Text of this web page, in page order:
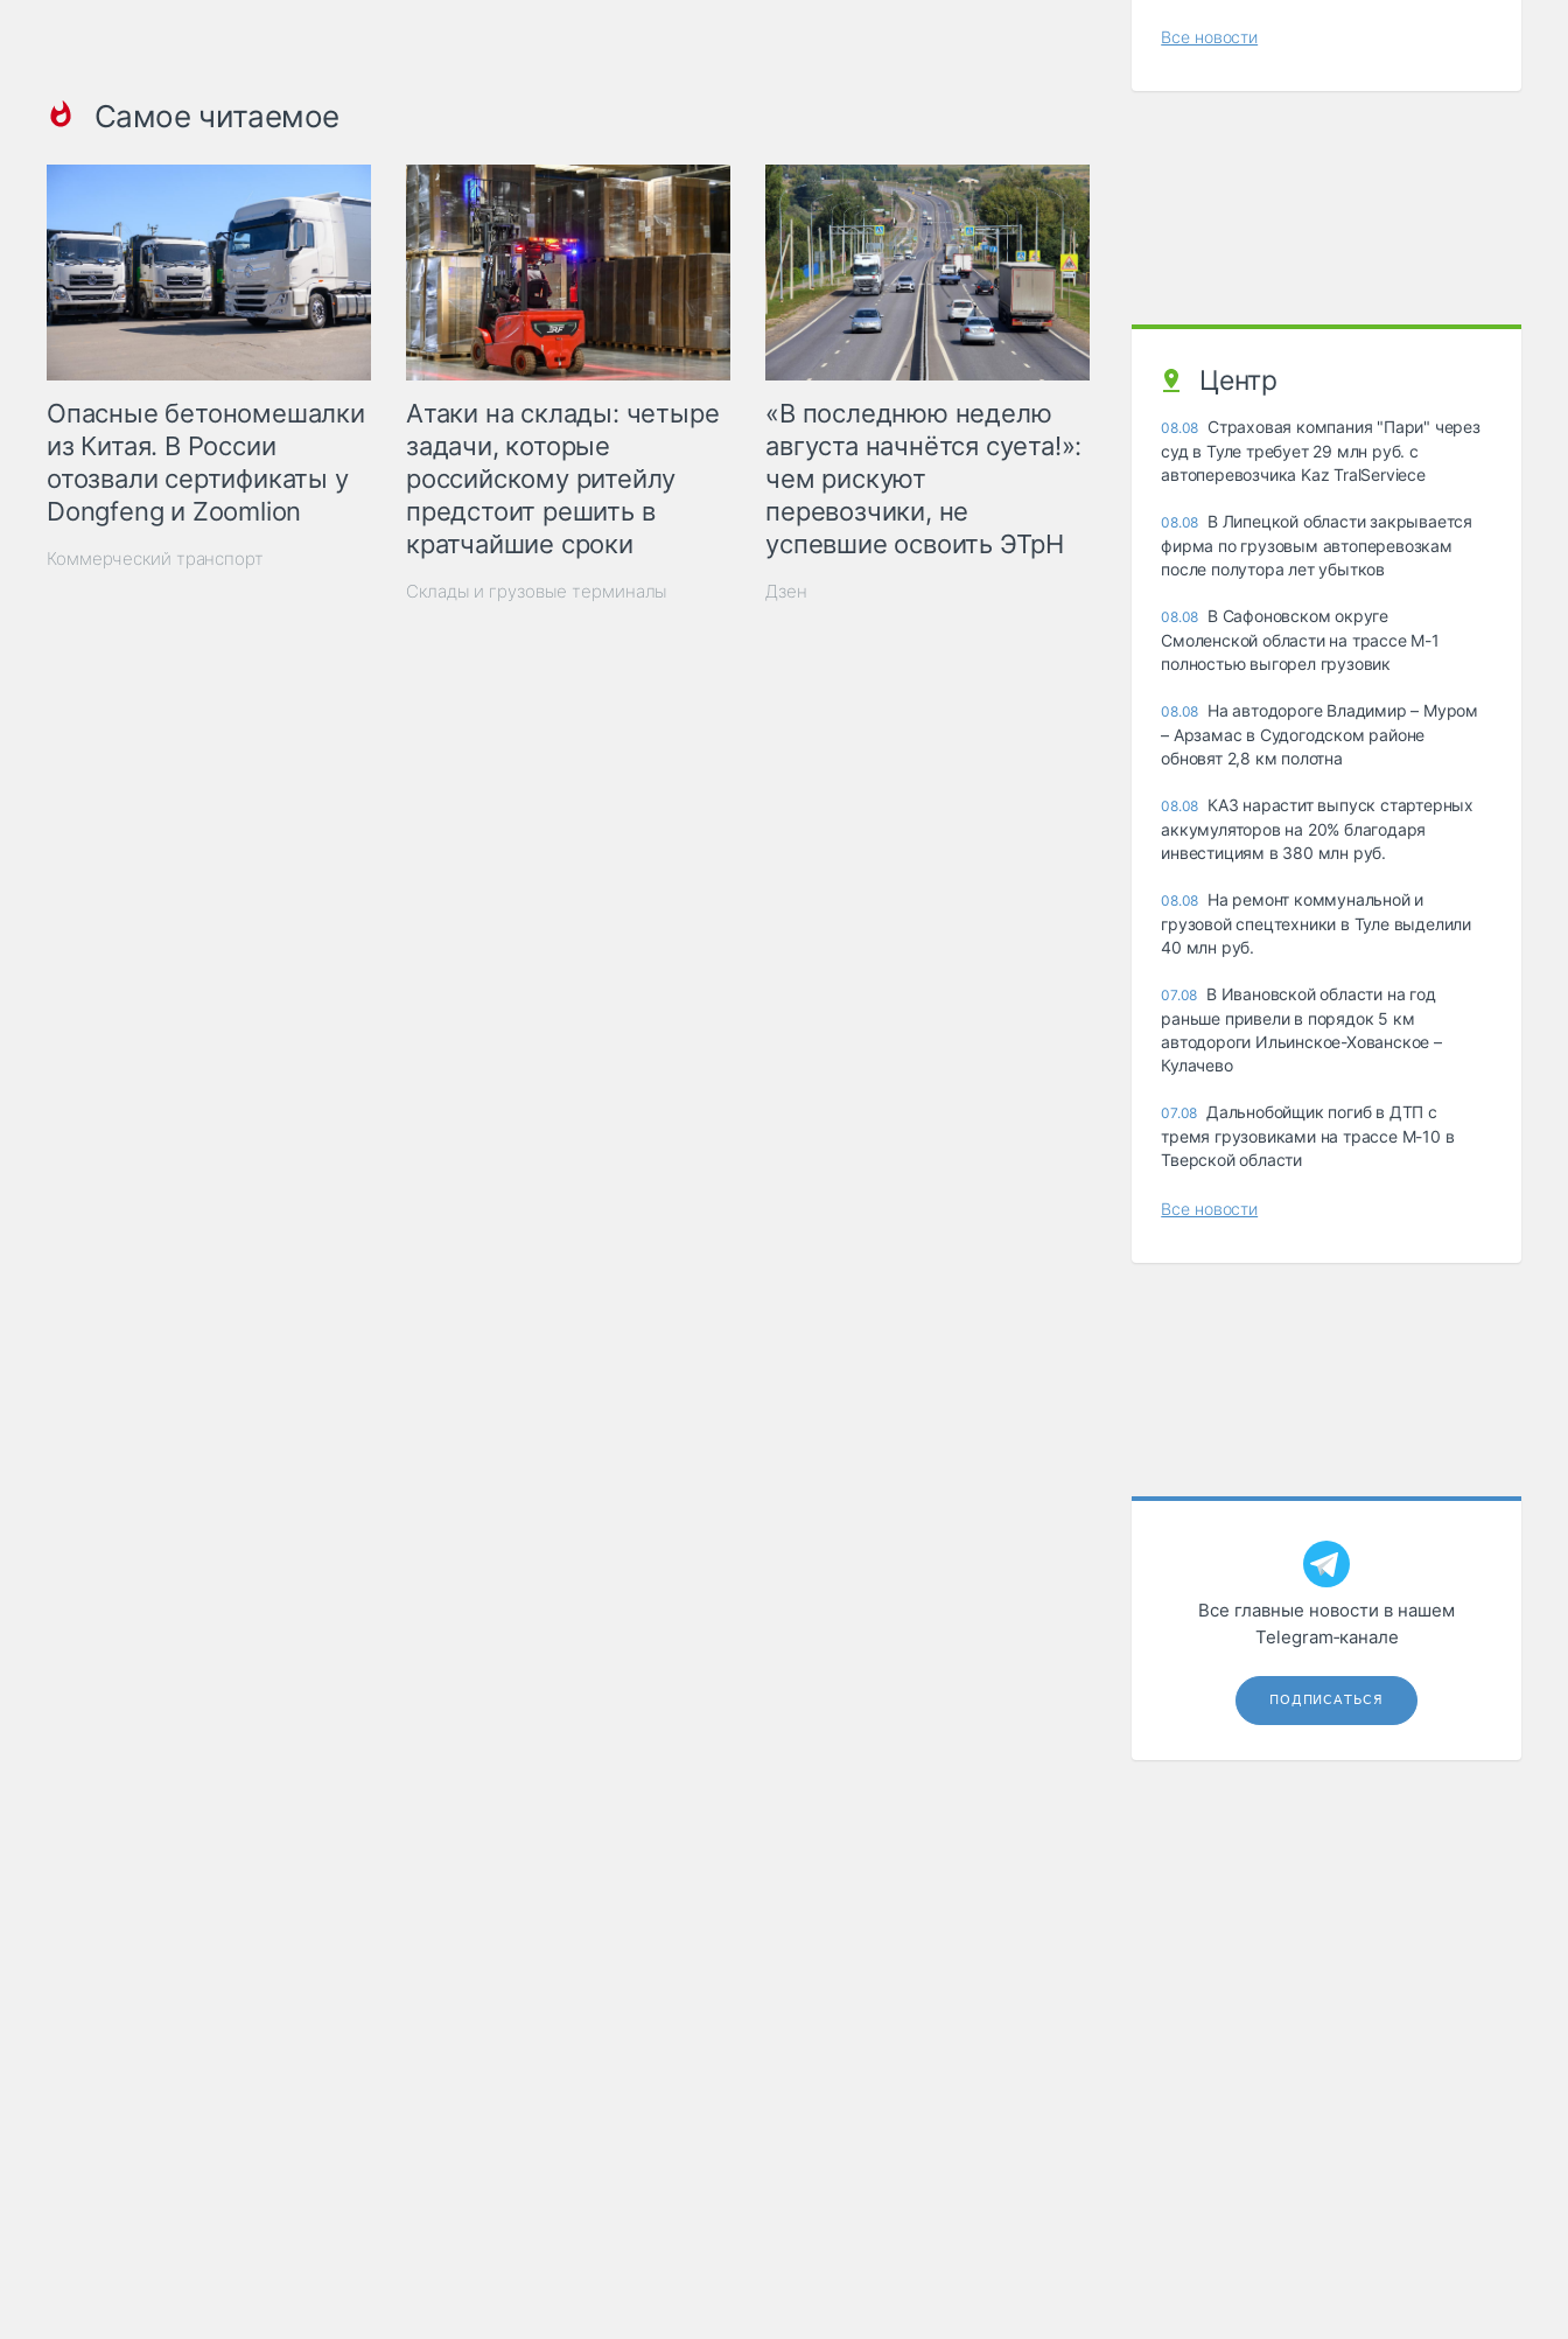
Самое читаемое
Опасные бетономешалки
из Китая. В России
отозвали сертификаты у
Dongfeng и Zoomlion
Коммерческий транспорт
Атаки на склады: четыре
задачи, которые
российскому ритейлу
предстоит решить в
кратчайшие сроки
Склады и грузовые терминалы
«В последнюю неделю
августа начнётся суета!»:
чем рискуют
перевозчики, не
успевшие освоить ЭТрН
Дзен
Все новости
Центр
08.08 Страховая компания "Пари" через
суд в Туле требует 29 млн руб. с
автоперевозчика Kaz TralServiece
08.08 В Липецкой области закрывается
фирма по грузовым автоперевозкам
после полутора лет убытков
08.08 В Сафоновском округе
Смоленской области на трассе М-1
полностью выгорел грузовик
08.08 На автодороге Владимир – Муром
– Арзамас в Судогодском районе
обновят 2,8 км полотна
08.08 КАЗ нарастит выпуск стартерных
аккумуляторов на 20% благодаря
инвестициям в 380 млн руб.
08.08 На ремонт коммунальной и
грузовой спецтехники в Туле выделили
40 млн руб.
07.08 В Ивановской области на год
раньше привели в порядок 5 км
автодороги Ильинское-Хованское –
Кулачево
07.08 Дальнобойщик погиб в ДТП с
тремя грузовиками на трассе М-10 в
Тверской области
Все новости
Все главные новости в нашем
Telegram‑канале
ПОДПИСАТЬСЯ